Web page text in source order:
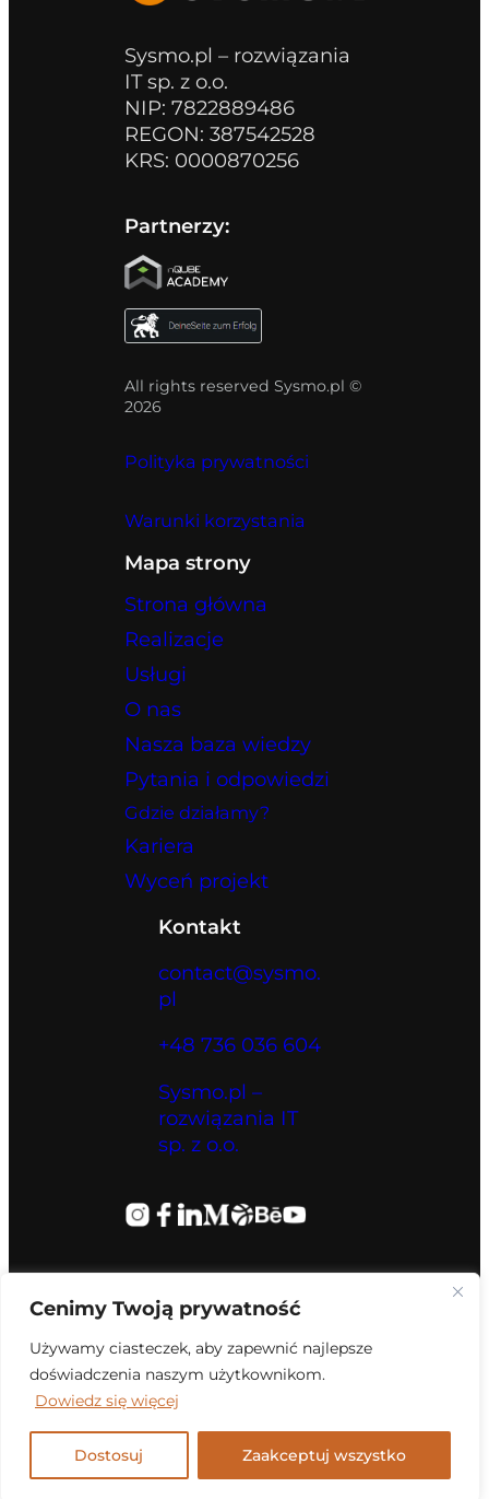
Cenimy Twoją prywatność
Używamy ciasteczek, aby zapewnić najlepsze
doświadczenia naszym użytkownikom.
Dowiedz się więcej
Dostosuj Zaakceptuj wszystko
Sysmo.pl – rozwiązania
IT sp. z o.o.
NIP: 7822889486
REGON: 387542528
KRS: 0000870256
Partnerzy:
All rights reserved Sysmo.pl ©
2026
Polityka prywatności
Warunki korzystania
Mapa strony
Strona główna
Realizacje
Usługi
O nas
Nasza baza wiedzy
Pytania i odpowiedzi
Gdzie działamy?
Kariera
Wyceń projekt
Kontakt
contact@sysmo.
pl
+48 736 036 604
Sysmo.pl –
rozwiązania IT
sp. z o.o.